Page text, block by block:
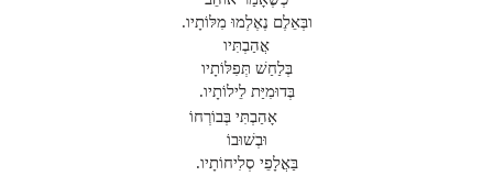
ובְּאֵלֶם נֶאֶלְמוּ מִלּוֹתָיו.
אֲהַבְתִּיו
בְּלַחַשׁ תְּפִלּוֹתָיו
בְּדוּמִיַּת לֵילוֹתָיו.
אָהַבְתִּי בְּבוֹרְחוֹ
וּבְשׁוּבוֹ
בַּאֲלָפֵי סְלִיחוֹתָיו.